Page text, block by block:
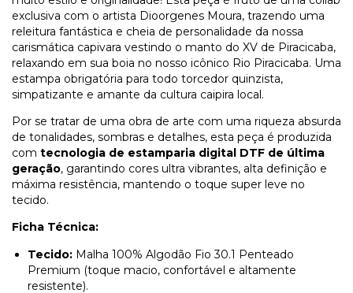
exclusiva com o artista Dioorgenes Moura, trazendo uma
releitura fantástica e cheia de personalidade da nossa
carismática capivara vestindo o manto do XV de Piracicaba,
relaxando em sua boia no nosso icônico Rio Piracicaba. Uma
estampa obrigatória para todo torcedor quinzista,
simpatizante e amante da cultura caipira local.
Por se tratar de uma obra de arte com uma riqueza absurda
de tonalidades, sombras e detalhes, esta peça é produzida
com tecnologia de estamparia digital DTF de última
geração, garantindo cores ultra vibrantes, alta definição e
máxima resistência, mantendo o toque super leve no
tecido.
Ficha Técnica:
Tecido: Malha 100% Algodão Fio 30.1 Penteado
Premium (toque macio, confortável e altamente
resistente).